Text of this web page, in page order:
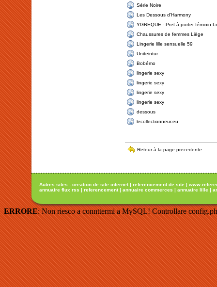
Série Noire
Les Dessous d'Harmony
YGREQUE - Pret à porter féminin
Chaussures de femmes Liège
Lingerie lille sensuelle 59
Uniteintur
Bobémo
lingerie sexy
lingerie sexy
lingerie sexy
lingerie sexy
dessous
lecollectionneur.eu
Retour à la page precedente
Autres sites : creation de site internet| referencement de site |
annuaire flux rss | referencement| annuaire commerces | annuaire lille |
ERRORE: Non riesco a connttermi a MySQL! Controllare